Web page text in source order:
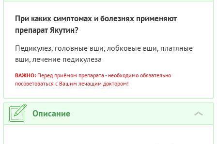
При каких симптомах и болезнях применяют
препарат Якутин?
Педикулез, головные вши, лобковые вши, платяные
вши, лечение педикулеза
ВАЖНО: Перед приёмом препарата - необходимо обязательно
посоветоваться с Вашим лечащим доктором!
Описание ›